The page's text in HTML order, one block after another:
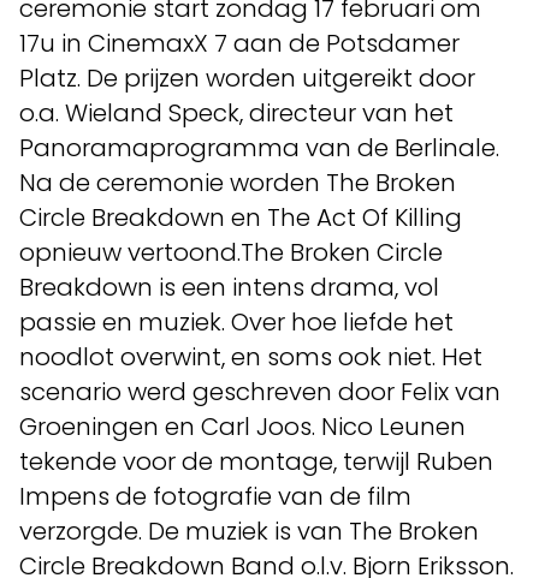
ceremonie start zondag 17 februari om
17u in CinemaxX 7 aan de Potsdamer
Platz. De prijzen worden uitgereikt door
o.a. Wieland Speck, directeur van het
Panoramaprogramma van de Berlinale.
Na de ceremonie worden The Broken
Circle Breakdown en The Act Of Killing
opnieuw vertoond.The Broken Circle
Breakdown is een intens drama, vol
passie en muziek. Over hoe liefde het
noodlot overwint, en soms ook niet. Het
scenario werd geschreven door Felix van
Groeningen en Carl Joos. Nico Leunen
tekende voor de montage, terwijl Ruben
Impens de fotografie van de film
verzorgde. De muziek is van The Broken
Circle Breakdown Band o.l.v. Bjorn Eriksson.